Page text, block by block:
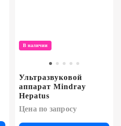
В наличии
Ультразвуковой
аппарат Mindray
Hepatus
Цена по запросу